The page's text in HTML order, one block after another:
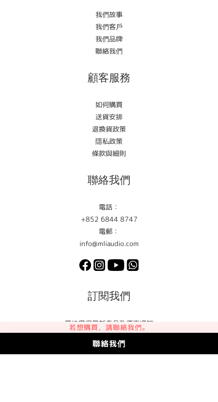
若想購買，請聯絡我們。
聯絡我們
我們故事
我們客戶
我們品牌
聯絡我們
顧客服務
如何購買
送貨安排
退換貨政策
隱私政策
條款與細則
聯絡我們
電話：
+852 6844 8747
電郵：
info@mliaudio.com
訂閱我們
最快獲得最新產品及優惠通知